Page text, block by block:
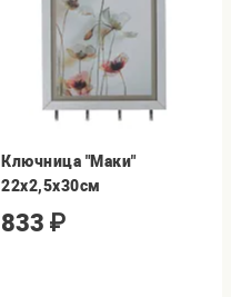
Ключница "Маки"
22х2,5х30см
833 ₽